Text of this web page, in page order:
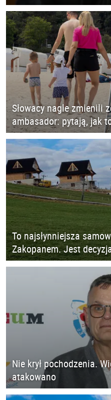
Słowacy nagle zmienili
ambasador: pytają, jak
To najsłynniejsza
Zakopanem. Jest
Nie krył pochodzenia.
atakowano